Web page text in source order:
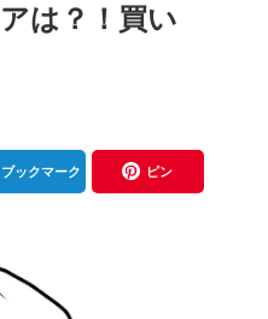
は？！買い
ブックマーク ピン